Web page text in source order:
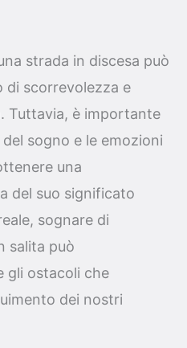
strada in discesa può
di scorrevolezza e
Tuttavia, è importante
sogno e le emozioni
una
del suo significato
sognare di
salita può
gli ostacoli che
dei nostri